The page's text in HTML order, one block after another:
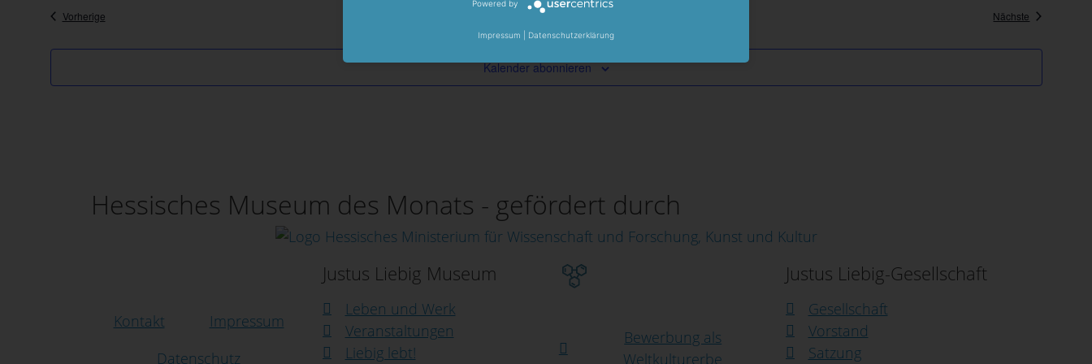
VorherigeVeranstaltungen Heute Nächste
Kalender abonnieren
Hessisches Museum des Monats - gefördert durch
Kontakt
Impressum
Datenschutz
Justus Liebig Museum
Leben und Werk
Veranstaltungen
Liebig lebt!
Bewerbung als
Weltkulturerbe
Justus Liebig-Gesellschaft
Gesellschaft
Vorstand
Satzung
Powered by
Impressum Datenschutzerklärung